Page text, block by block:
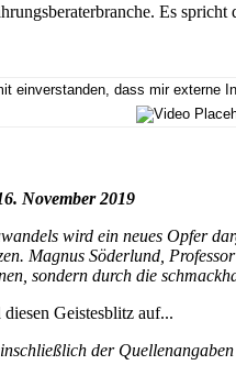
Es
einverstanden, dass mir externe
November 2019
wird ein neues Opfer
Magnus Söderlund,
sondern durch die
Geistesblitz auf...
der